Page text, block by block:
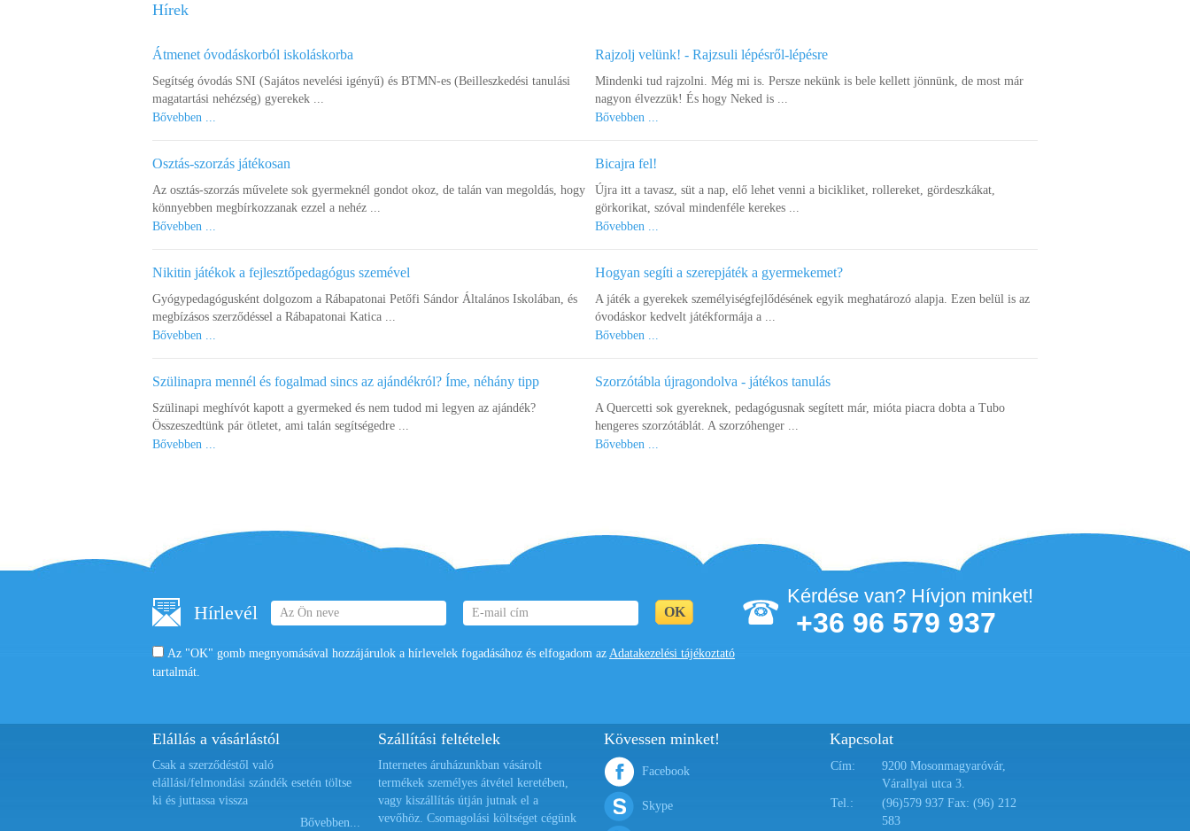
Hírek
Átmenet óvodáskorból iskoláskorba
Segítség óvodás SNI (Sajátos nevelési igényű) és BTMN-es (Beilleszkedési tanulási
magatartási nehézség) gyerekek ...
Bővebben ...
Osztás-szorzás játékosan
Az osztás-szorzás művelete sok gyermeknél gondot okoz, de talán van megoldás, hogy
könnyebben megbírkozzanak ezzel a nehéz ...
Bővebben ...
Nikitin játékok a fejlesztőpedagógus szemével
Gyógypedagógusként dolgozom a Rábapatonai Petőfi Sándor Általános Iskolában, és
megbízásos szerződéssel a Rábapatonai Katica ...
Bővebben ...
Szülinapra mennél és fogalmad sincs az ajándékról? Íme, néhány tipp
Szülinapi meghívót kapott a gyermeked és nem tudod mi legyen az ajándék?
Összeszedtünk pár ötletet, ami talán segítségedre ...
Bővebben ...
Rajzolj velünk! - Rajzsuli lépésről-lépésre
Mindenki tud rajzolni. Még mi is. Persze nekünk is bele kellett jönnünk, de most már
nagyon élvezzük! És hogy Neked is ...
Bővebben ...
Bicajra fel!
Újra itt a tavasz, süt a nap, elő lehet venni a bicikliket, rollereket, gördeszkákat,
görkorikat, szóval mindenféle kerekes ...
Bővebben ...
Hogyan segíti a szerepjáték a gyermekemet?
A játék a gyerekek személyiségfejlődésének egyik meghatározó alapja. Ezen belül is az
óvodáskor kedvelt játékformája a ...
Bővebben ...
Szorzótábla újragondolva - játékos tanulás
A Quercetti sok gyereknek, pedagógusnak segített már, mióta piacra dobta a Tubo
hengeres szorzótáblát. A szorzóhenger ...
Bővebben ...
Hírlevél
Az "OK" gomb megnyomásával hozzájárulok a hírlevelek fogadásához és elfogadom az Adatakezelési tájékoztató
tartalmát.
Kérdése van? Hívjon minket!
+36 96 579 937
Elállás a vásárlástól
Csak a szerződéstől való
elállási/felmondási szándék esetén töltse
ki és juttassa vissza
Bővebben...
Szállítási feltételek
Internetes áruházunkban vásárolt
termékek személyes átvétel keretében,
vagy kiszállítás útján jutnak el a
vevőhöz. Csomagolási költséget cégünk
Kövessen minket!
Facebook
Skype
Kapcsolat
Cím:
9200 Mosonmagyaróvár,
Várallyai utca 3.
Tel.:
(96)579 937 Fax: (96) 212
583